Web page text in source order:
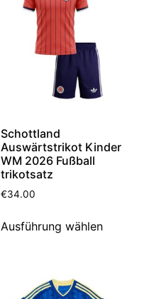
Schottland
Auswärtstrikot Kinder
WM 2026 Fußball
trikotsatz
€34.00
Ausführung wählen